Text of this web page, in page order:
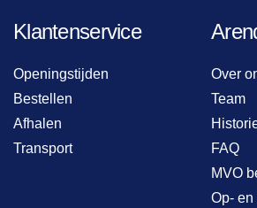
Klantenservice
Openingstijden
Bestellen
Afhalen
Transport
Over
Team
FAQ
MVO
Op- en